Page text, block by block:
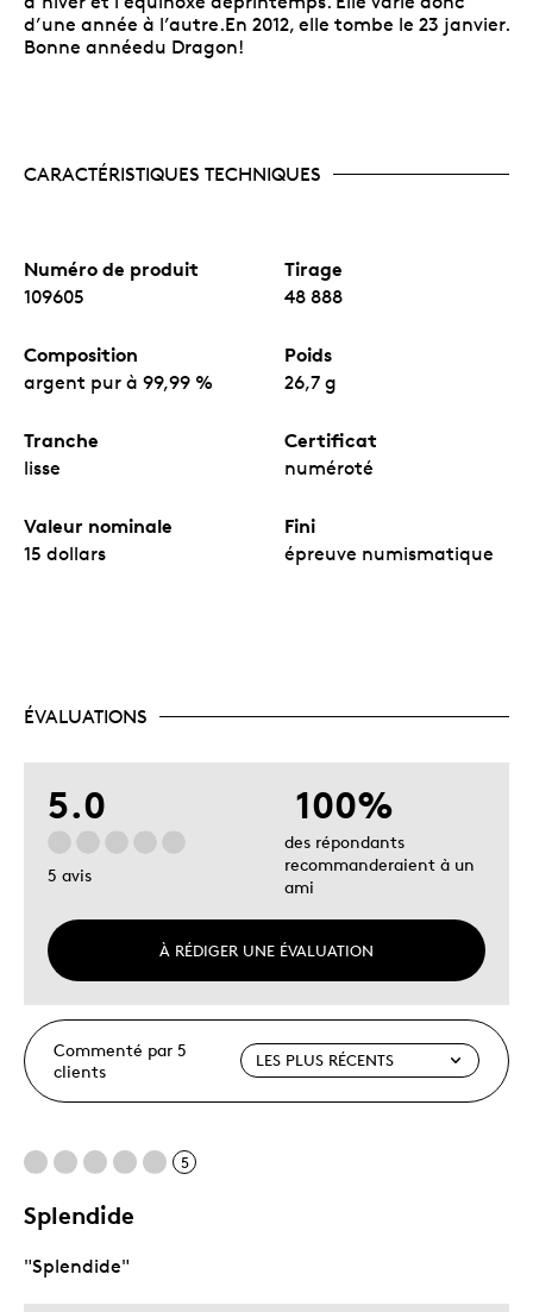
d’une année à l’autre.En 2012, elle tombe le 23 janvier.
Bonne annéedu Dragon!
CARACTÉRISTIQUES TECHNIQUES
Numéro de produit
109605
Tirage
48 888
Composition
argent pur à 99,99 %
Poids
26,7 g
Tranche
lisse
Certificat
numéroté
Valeur nominale
15 dollars
Fini
épreuve numismatique
ÉVALUATIONS
5.0
5 avis
À RÉDIGER UNE ÉVALUATION
100%
des répondants
recommanderaient à un
ami
Commenté par 5
clients
5
Splendide
"Splendide"